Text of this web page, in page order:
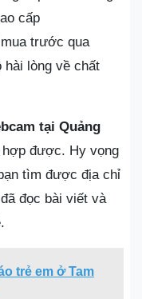
cấp
trước qua
hài lòng về chất
tại Quảng
hợp được. Hy vọng
tìm được địa chỉ
đọc bài viết và
trẻ em ở Tam